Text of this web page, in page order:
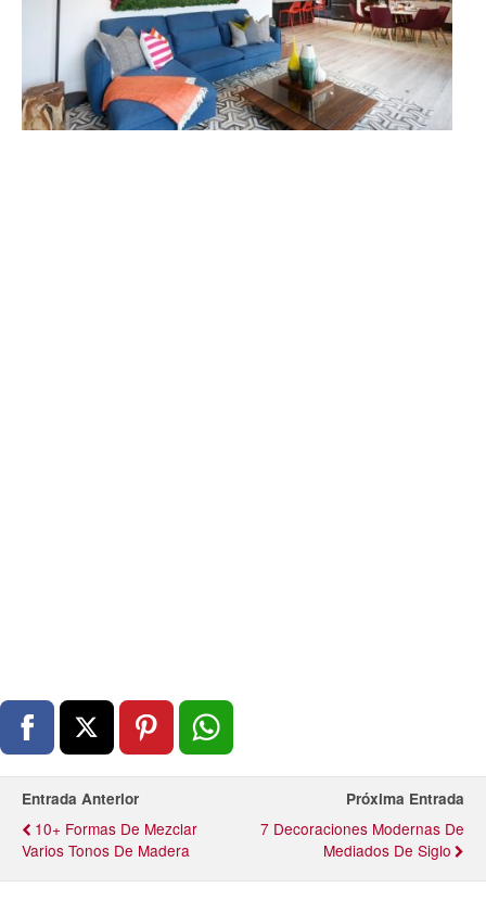
Entrada Anterior
10+ Formas De Mezclar
Varios Tonos De Madera
Próxima Entrada
7 Decoraciones Modernas De
Mediados De Siglo